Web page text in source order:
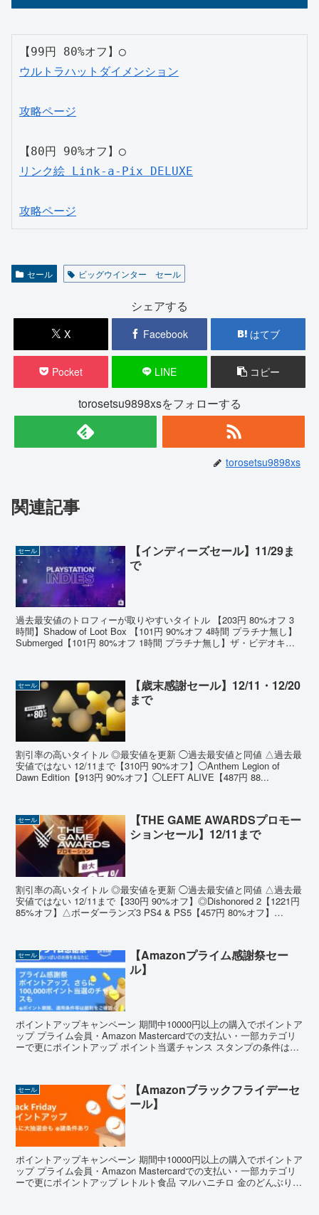
【99円 80%オフ】◯
ウルトラハットダイメンション
攻略ページ
【80円 90%オフ】◯
リンク絵 Link-a-Pix DELUXE
攻略ページ
セール ビッグウインター セール
シェアする
X Facebook はてブ
Pocket LINE コピー
torosetsu9898xsをフォローする
torosetsu9898xs
関連記事
セール
【インディーズセール】11/29ま
で
過去最安値のトロフィーが取りやすいタイトル 【203円 80%オフ 3
時間】Shadow of Loot Box 【101円 90%オフ 4時間 プラチナ無し】
Submerged【101円 80%オフ 1時間 プラチナ無し】ザ・ビデオキッ
セール
【歳末感謝セール】12/11・12/20
まで
割引率の高いタイトル ◎最安値を更新 ◯過去最安値と同値 △過去最
安値ではない 12/11まで【310円 90%オフ】◯Anthem Legion of
Dawn Edition【913円 90%オフ】◯LEFT ALIVE【487円 88...
セール
【THE GAME AWARDSプロモー
ションセール】12/11まで
割引率の高いタイトル ◎最安値を更新 ◯過去最安値と同値 △過去最
安値ではない 12/11まで【330円 90%オフ】◎Dishonored 2【1221円
85%オフ】△ボーダーランズ3 PS4 & PS5【457円 80%オフ】
セール
【Amazonプライム感謝祭セー
ル】
ポイントアップキャンペーン 期間中10000円以上の購入でポイントア
ップ プライム会員・Amazon Mastercardでの支払い・一部カテゴリ
ーで更にポイントアップ ポイント当選チャンス スタンプの条件は簡
セール
【Amazonブラックフライデーセ
ール】
ポイントアップキャンペーン 期間中10000円以上の購入でポイントア
ップ プライム会員・Amazon Mastercardでの支払い・一部カテゴリ
ーで更にポイントアップ レトルト食品 マルハニチロ 金のどんぶり